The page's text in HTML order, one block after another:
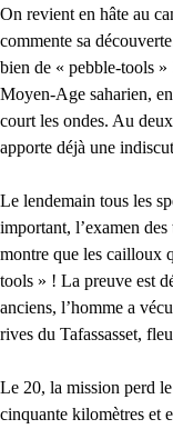
On revient en hâte au
commente sa
bien de « pebble-tools
Moyen-Age saharien,
court les ondes. Au
apporte déjà une
Le lendemain tous les
important, l’examen
montre que les cailloux
tools » ! La preuve est
anciens, l’homme a
rives du Tafassasset,
Le 20, la mission perd
cinquante kilomètres et